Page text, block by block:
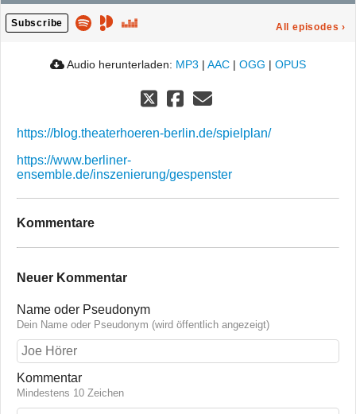
Subscribe All episodes ›
Audio herunterladen: MP3 | AAC | OGG | OPUS
https://blog.theaterhoeren-berlin.de/spielplan/
https://www.berliner-
ensemble.de/inszenierung/gespenster
Kommentare
Neuer Kommentar
Name oder Pseudonym
Dein Name oder Pseudonym (wird öffentlich angezeigt)
Kommentar
Mindestens 10 Zeichen